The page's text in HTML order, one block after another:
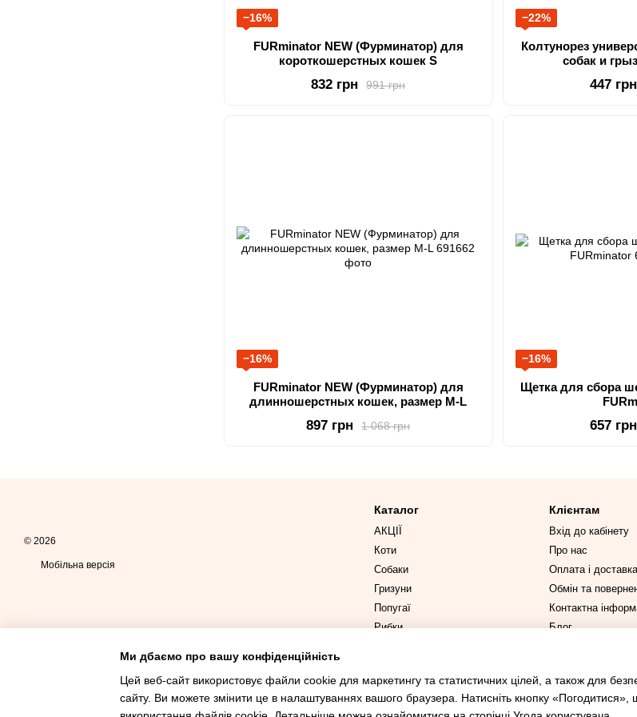
−16%
FURminator NEW (Фурминатор) для
короткошерстных кошек S
991 грн
832 грн
−22%
Колтунорез
собак и
447 грн
−16%
FURminator NEW (Фурминатор) для
длинношерстных кошек, размер M-L
1 068 грн
897 грн
−16%
Щетка для сбора
657 грн
© 2026
Мобільна версія
Каталог
АКЦІЇ
Коти
Собаки
Гризуни
Попугаї
Рибки
Клієнтам
Вхід до кабінету
Про нас
Оплата і доставка
Обмін та
Контактна
Блог
Ми дбаємо про вашу конфіденційність
Цей веб-сайт використовує файли cookie для маркетингу та статистичних цілей, а також для
сайту. Ви можете змінити це в налаштуваннях вашого браузера. Натисніть кнопку «Погодитися»,